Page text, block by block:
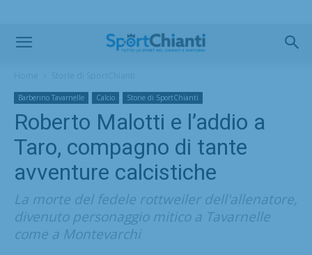
Barberino Tavarnelle Calcio Storie di SportChianti
Roberto Malotti e l’addio a
Taro, compagno di tante
avventure calcistiche
La morte del fedele rottweiler dell'allenatore,
divenuto personaggio mitico a Tavarnelle
come a Montevarchi